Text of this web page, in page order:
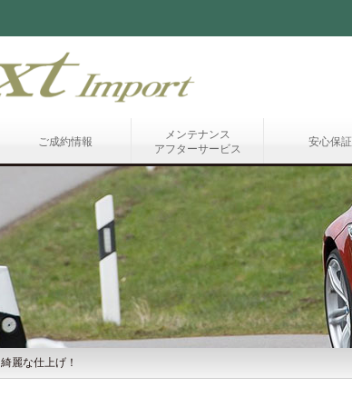
ご成約情報
メンテナンス
アフターサービス
安心保証
綺麗な仕上げ！